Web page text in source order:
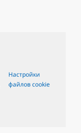
Настройки
файлов cookie